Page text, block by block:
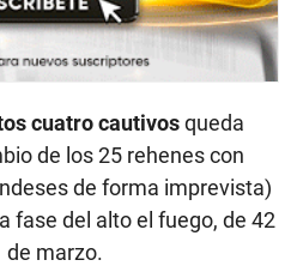
cuatro cautivosqueda
de los 25 rehenes con
de forma imprevista)
fase del alto el fuego, de 42
de marzo.